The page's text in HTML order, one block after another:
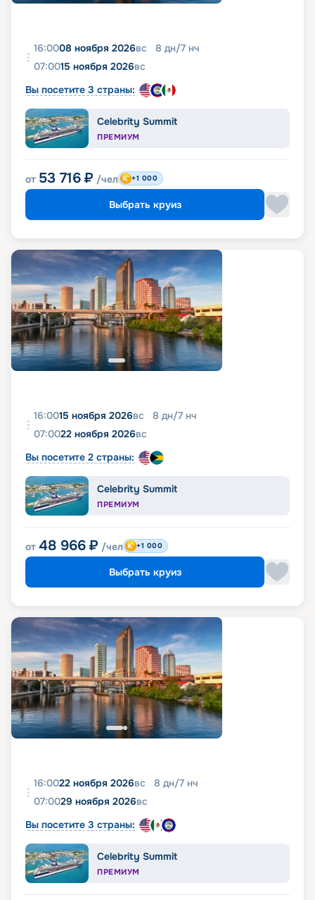
16:0008 ноября 2026вс 8 дн/7 нч
07:0015 ноября 2026вс
Вы посетите 3 страны:
Celebrity Summit
ПРЕМИУМ
от 53 716 ₽ /чел +1 000
Выбрать круиз
16:0015 ноября 2026вс 8 дн/7 нч
07:0022 ноября 2026вс
Вы посетите 2 страны:
Celebrity Summit
ПРЕМИУМ
от 48 966 ₽ /чел +1 000
Выбрать круиз
16:0022 ноября 2026вс 8 дн/7 нч
07:0029 ноября 2026вс
Вы посетите 3 страны:
Celebrity Summit
ПРЕМИУМ